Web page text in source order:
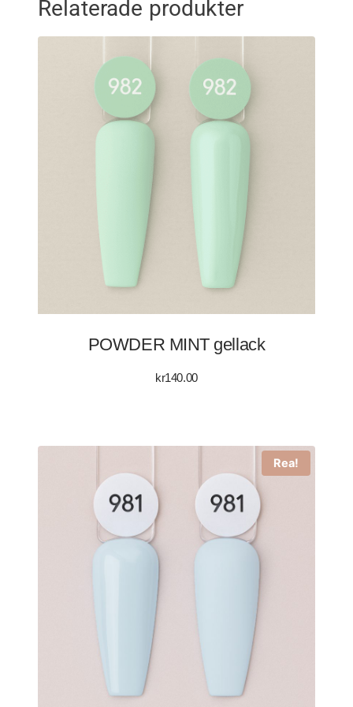
Relaterade produkter
POWDER MINT gellack
kr140.00
Rea!